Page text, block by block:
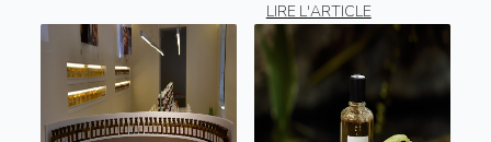
LIRE L'ARTICLE